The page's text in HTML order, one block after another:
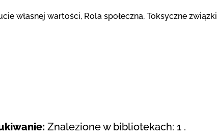
własnej wartości, Rola społeczna, Toksyczne
Znalezione w bibliotekach: 1 .